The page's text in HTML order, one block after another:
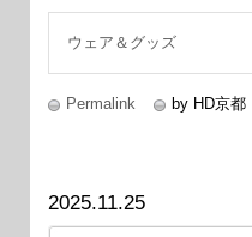
ウェア＆グッズ
Permalink by HD京都
2025.11.25